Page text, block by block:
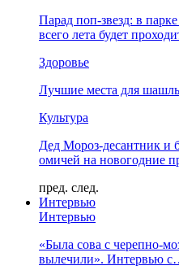
Парад поп-звезд: в
всего лета будет
Здоровье
Лучшие места для
Культура
Дед Мороз-десантник и
омичей на новогодние
пред. след.
Интервью
Интервью
«Была сова с черепно-
вылечили». Интервью